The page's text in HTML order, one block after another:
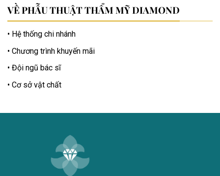
VỀ PHẪU THUẬT THẨM MỸ DIAMOND
Hệ thống chi nhánh
Chương trình khuyến mãi
Đội ngũ bác sĩ
Cơ sở vật chất